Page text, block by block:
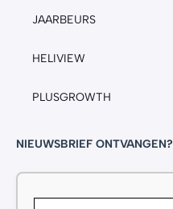
JAARBEURS
HELIVIEW
PLUSGROWTH
NIEUWSBRIEF ONTVANGEN?